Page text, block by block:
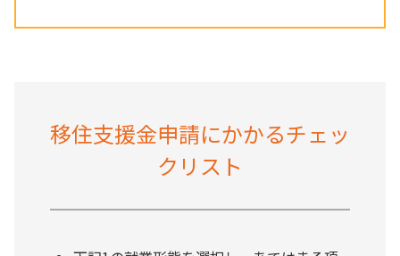
移住支援金申請にかかるチェッ
クリスト